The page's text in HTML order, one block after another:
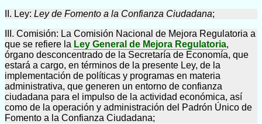
II. Ley: Ley de Fomento a la Confianza Ciudadana;
III. Comisión: La Comisión Nacional de Mejora Regulatoria a
que se refiere la Ley General de Mejora Regulatoria,
órgano desconcentrado de la Secretaría de Economía, que
estará a cargo, en términos de la presente Ley, de la
implementación de políticas y programas en materia
administrativa, que generen un entorno de confianza
ciudadana para el impulso de la actividad económica, así
como de la operación y administración del Padrón Único de
Fomento a la Confianza Ciudadana;